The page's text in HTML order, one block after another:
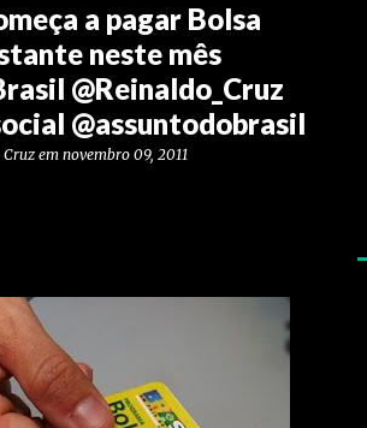
a pagar Bolsa
neste mês
@Reinaldo_Cruz
@assuntodobrasil
Cruz em novembro 09, 2011